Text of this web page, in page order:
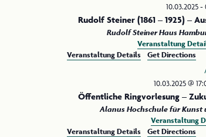
10.03.2025-
Rudolf Steiner (1861 – 1925) –
Rudolf Steiner Haus
Veranstaltung
Veranstaltung Details
Get Directions
10.03.2025 @
Öffentliche Ringvorlesung –
Alanus Hochschule für Kunst
Veranstaltung
Veranstaltung Details
Get Directions